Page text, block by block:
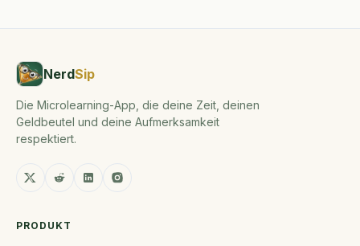
NerdSip
Die Microlearning-App, die deine Zeit, deinen
Geldbeutel und deine Aufmerksamkeit
respektiert.
PRODUKT